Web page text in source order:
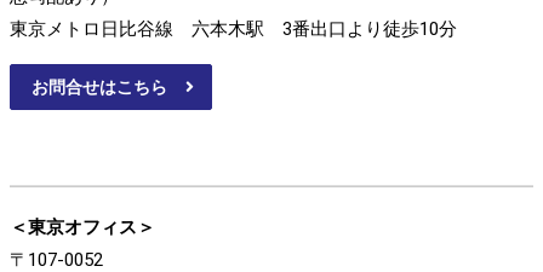
東京メトロ日比谷線 六本木駅 3番出口より徒歩10分
お問合せはこちら
＜東京オフィス＞
〒107-0052